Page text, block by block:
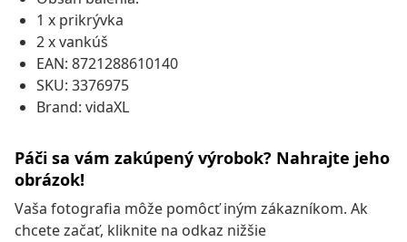
1 x prikrývka
2 x vankúš
EAN: 8721288610140
SKU: 3376975
Brand: vidaXL
Páči sa vám zakúpený výrobok? Nahrajte jeho
obrázok!
Vaša fotografia môže pomôcť iným zákazníkom. Ak
chcete začať, kliknite na odkaz nižšie